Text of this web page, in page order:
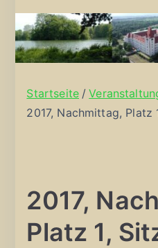
Startseite
2017, Nachmittag, Platz
2017,
Platz 1,